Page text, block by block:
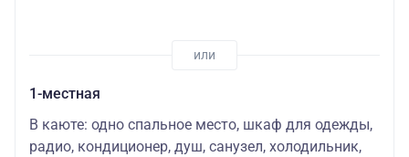
1-местная
В каюте: одно спальное место, шкаф для одежды,
радио, кондиционер, душ, санузел, холодильник,